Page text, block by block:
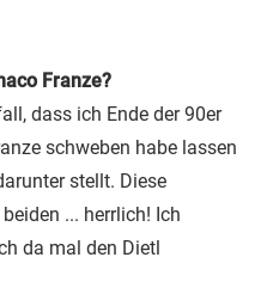
Franze?
dass ich Ende der 90er
schweben habe lassen
stellt. Diese
... herrlich! Ich
da mal den Dietl